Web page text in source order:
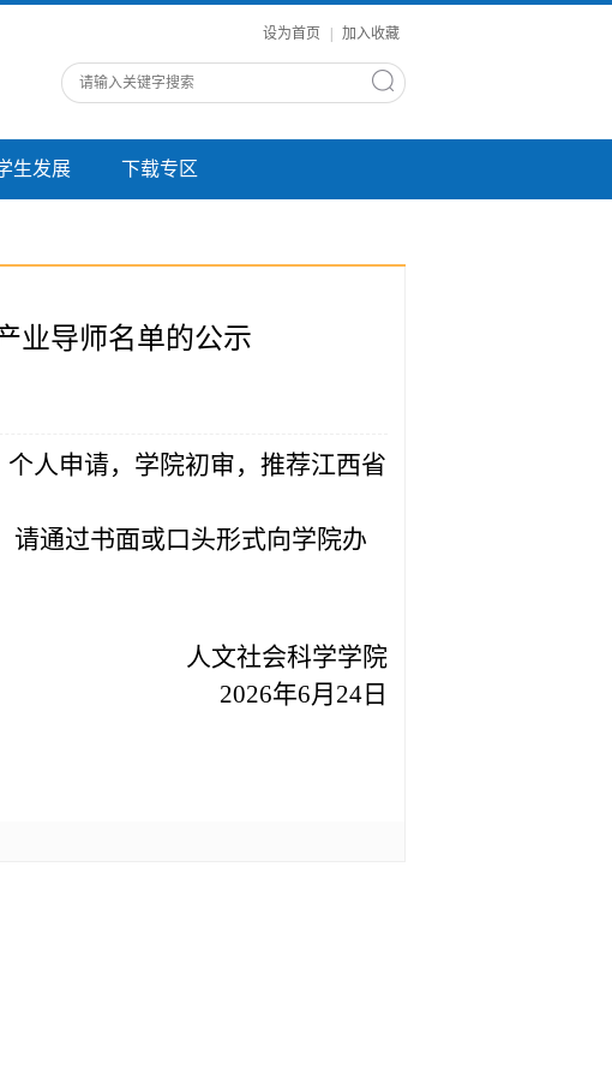
设为首页 加入收藏
生发展 下载专区
业导师名单的公示
人申请， 学院初审，推荐江西省
请通过书面或口头形式向学院办
人文社会科学学院
2026年6月 24 日